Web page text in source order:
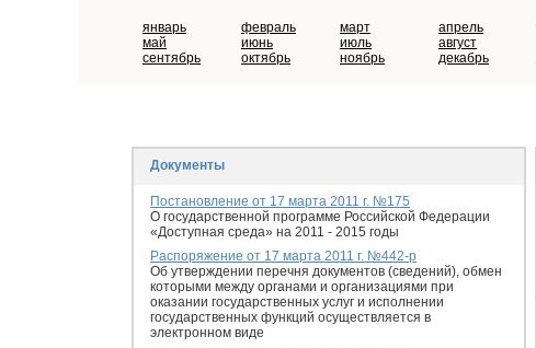
январь
май
сентябрь
февраль
июнь
октябрь
март
июль
ноябрь
апрель
август
декабрь
Документы
Постановление от 17 марта 2011 г. №175
О государственной программе Российской Федерации
«Доступная среда» на 2011 - 2015 годы
Распоряжение от 17 марта 2011 г. №442-р
Об утверждении перечня документов (сведений), обмен
которыми между органами и организациями при
оказании государственных услуг и исполнении
государственных функций осуществляется в
электронном виде